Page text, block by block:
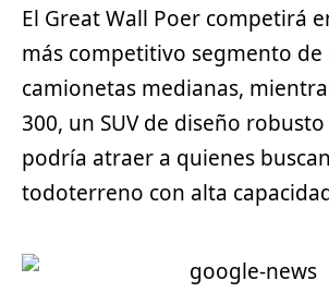
El Great Wall Poer competirá
más competitivo segmento de
camionetas medianas,
300, un SUV de diseño
podría atraer a quienes
todoterreno con alta